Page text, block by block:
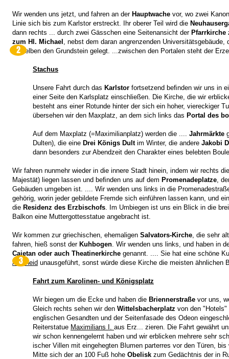
Wir wenden uns jetzt, und fahren an der Hauptwache vor, wo zwei
Linie sich bis zum Karlstor erstreckt. Ihr oberer Teil wird die
dann rechts ... durch zwei Gässchen eine Seitenansicht der Pfarrkirche
zum Hl. Michael , nebst dem daran angrenzenden
derselben den Grundstein gelegt. ...zwischen den Portalen steht der
Stachus
Unsere Fahrt durch das Karlstor fortsetzend beﬁnden wir uns in
einer Seite den Karlsplatz einschließen. Die Kirche, die wir
besteht ans einer Rotunde hinter der sich ein hoher, viereckiger
übersehen wir den Maxplatz, an dem sich links das Portal des
Auf dem Maxplatz (=Maximilianplatz) werden die .... Jahrmärkte
Dulten), die eine Drei Königs Dultim Winter, die andere Jakobi
dann besonders zur Abendzeit den Charakter eines belebten
Wir fahren nunmehr wieder in die innere Stadt hinein, indem wir rechts
Majestät) liegen lassen und beﬁnden uns auf dem Promenadeplatze,
Gebäuden umgeben ist. .... Wir wenden uns links in die
gehörig, worin jeder gebildete Fremde sich einführen lassen kann, und
die Residenz des Erzbischofs. Im Umbiegen ist uns ein Blick in die
Balkon eine Muttergottesstatue angebracht ist.
Wir kommen zur griechischen, ehemaligen Salvators-Kirche, die sehr
fahren, hieß sonst der Kuhbogen. Wir wenden uns links, und haben in
Cajetan oder auch Theatinerkirche genannt. .... Sie hat eine schöne
Adelheid unausgeführt, sonst würde diese Kirche die meisten ähnlichen
Fahrt zum Karolinen- und Königsplatz
Wir biegen um die Ecke und haben die Briennerstraße vor uns,
Gleich rechts sehen wir den Wittelsbacherplatz von den
englischen Gesandten und der Seitenfasade des Odeon
Reiterstatue Maximilians I. aus Erz... zieren. Die Fahrt gewährt
wir schon kennengelernt haben und wir erblicken mehrere sehr
ischer Villen mit eingehegten Blumen parterres vor den Türen,
Mitte sich der an 100 Fuß hohe Obelisk zum Gedächtnis der in
2
3